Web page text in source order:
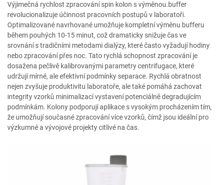
Výjimečná rychlost zpracování spin kolon s výměnou.buffer
revolucionalizuje účinnost pracovních postupů v laboratoři.
Optimalizované navrhované umožňuje kompletní výměnu bufferu
během pouhých 10-15 minut, což dramaticky snižuje čas ve
srovnání s tradičními metodami dialýzy, které často vyžadují hodiny
nebo zpracování přes noc. Tato rychlá schopnost zpracování je
dosažena pečlivě kalibrovanými parametry centrifugace, které
udržují mírné, ale efektivní podmínky separace. Rychlá obratnost
nejen zvyšuje produktivitu laboratoře, ale také pomáhá zachovat
integrity vzorků minimalizací vystavení potenciálně degradujícím
podmínkám. Kolony podporují aplikace s vysokým procházením tím,
že umožňují současné zpracování více vzorků, čímž jsou ideální pro
výzkumné a vývojové projekty citlivé na čas.